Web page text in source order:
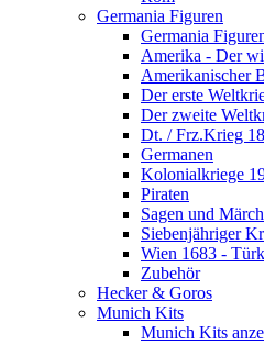
Germania Figuren
Germania
Amerika - Der
Amerikanischer
Der erste
Der zweite
Dt. / Frz.Krieg
Germanen
Kolonialkriege
Piraten
Sagen und
Siebenjähriger
Wien 1683 -
Zubehör
Hecker & Goros
Munich Kits
Munich Kits